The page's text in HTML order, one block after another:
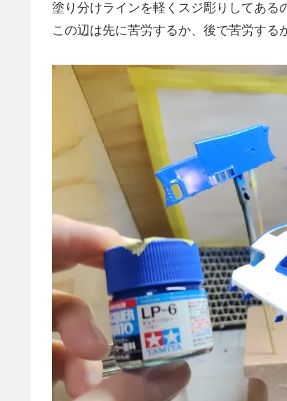
塗り分けラインを軽くスジ彫りしてある
この辺は先に苦労するか、後で苦労する